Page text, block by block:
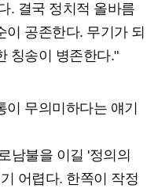
. 결국 정치적 올바름
공존한다. 무기가 되
칭송이 병존한다."
무의미하다는 얘기
남불을 이길 '정의의
어렵다. 한쪽이 작정